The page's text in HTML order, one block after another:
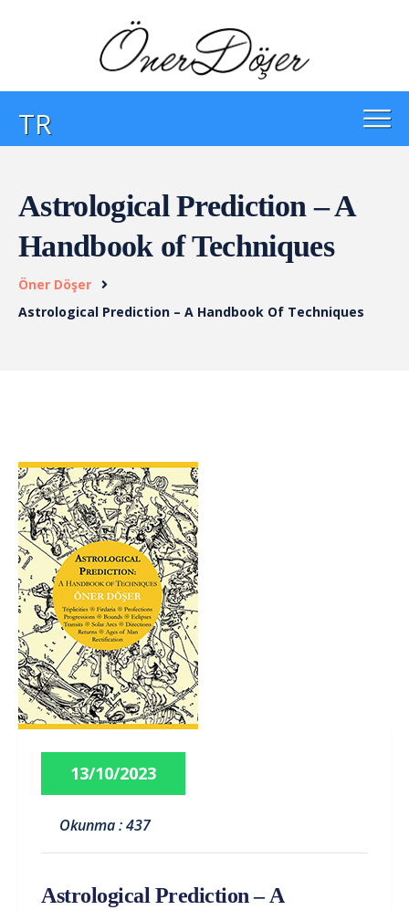
TR
Astrological Prediction – A
Handbook of Techniques
Öner Döşer
Astrological Prediction – A Handbook Of Techniques
13/10/2023
Okunma : 437
Astrological Prediction – A